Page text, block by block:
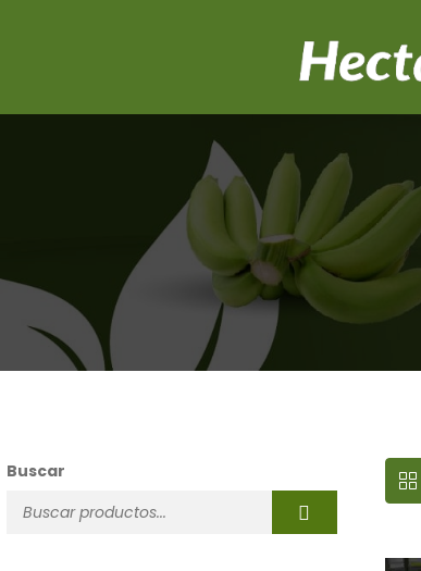
Buscar